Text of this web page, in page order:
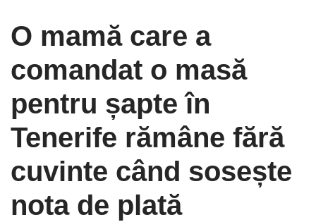
O mamă care a
comandat o masă
pentru șapte în
Tenerife rămâne fără
cuvinte când sosește
nota de plată